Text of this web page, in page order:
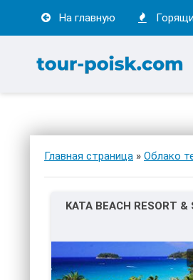
На главную
Главная страница » Облако
KATA BEACH RESORT &